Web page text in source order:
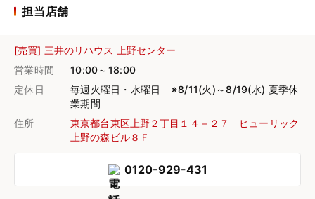
担当店舗
[売買] 三井のリハウス 上野センター
営業時間
10:00～18:00
定休日
毎週火曜日・水曜日 ※8/11(火)～8/19(水) 夏季休
業期間
住所
東京都台東区上野２丁目１４－２７ ヒューリック
上野の森ビル８Ｆ
0120-929-431